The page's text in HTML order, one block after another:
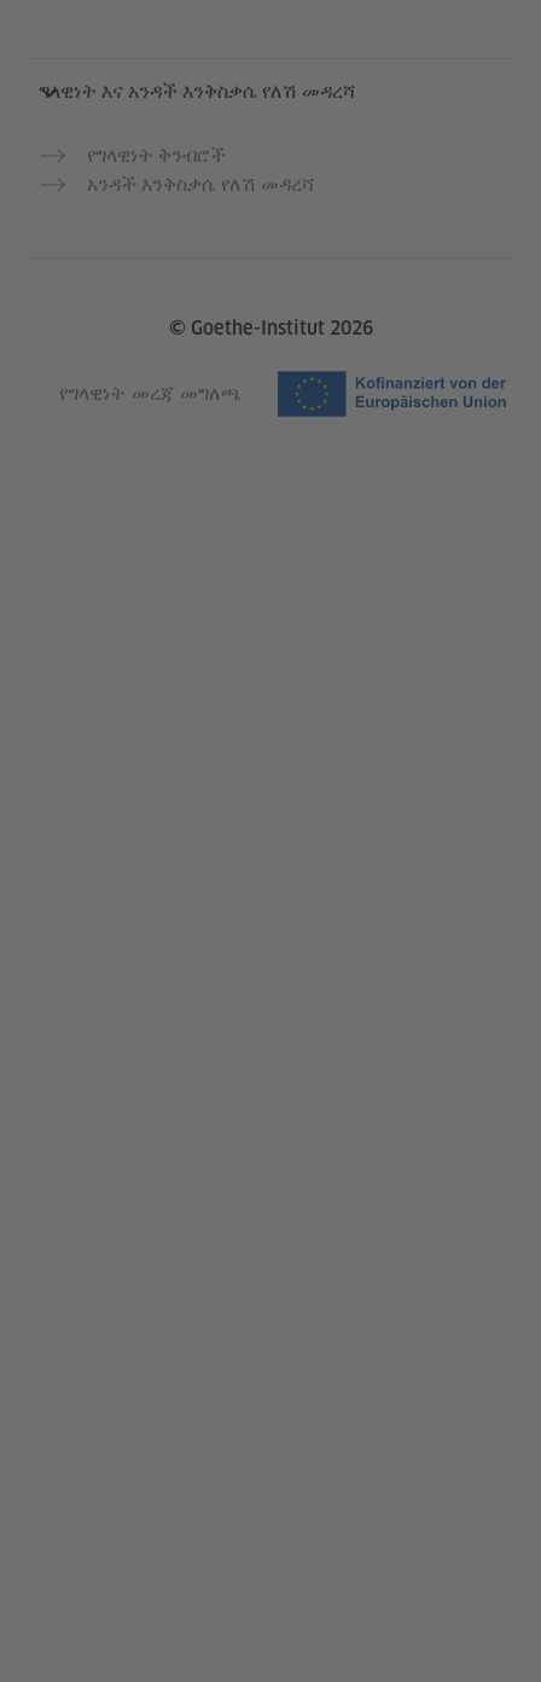
ግላዊነት እና አንዳች እንቅስቃሴ የለሽ መዳረሻ
የግላዊነት ቅንብሮች
አንዳች እንቅስቃሴ የለሽ መዳረሻ
© Goethe-Institut 2026
የግላዊነት መረጃ መግለጫ